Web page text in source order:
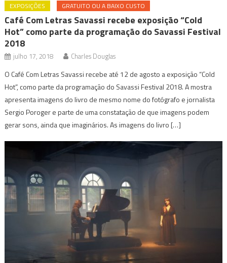
EXPOSIÇÕES GRATUITO OU A BAIXO CUSTO
Café Com Letras Savassi recebe exposição “Cold
Hot” como parte da programação do Savassi Festival
2018
julho 17, 2018 Charles Douglas
O Café Com Letras Savassi recebe até 12 de agosto a exposição “Cold
Hot”, como parte da programação do Savassi Festival 2018. A mostra
apresenta imagens do livro de mesmo nome do fotógrafo e jornalista
Sergio Poroger e parte de uma constatação de que imagens podem
gerar sons, ainda que imaginários. As imagens do livro […]